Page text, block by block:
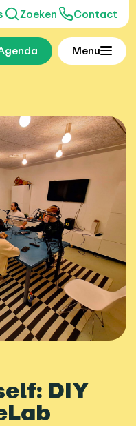
Zoeken Contact
Menu
DIY